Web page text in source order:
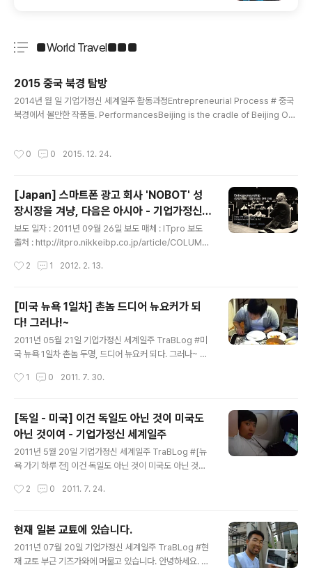
■World Travel■■■
2015 중국 북경 탐방
2014년 월 일 기업가정신 세계일주 활동과정Entrepreneurial Process # 중국
북경에서 볼만한 작품들. PerformancesBeijing is the cradle of Beijing Op
t and literature, which endears itself to people home and overseas.
0 0 2015. 12. 24.
[Japan] 스마트폰 광고 회사 'NOBOT' 성
장시장을 겨냥, 다음은 아시아 - 기업가정신
세계일주
보도 일자 : 2011년 09월 26일 보도 매체 : ITpro 보도
출처 : http://itpro.nikkeibp.co.jp/article/COLUMN/
정신 관련 정보 [Case 2] [성장시장을 겨냥, 다음은 아시
노봇이 팔렸네요. 이렇게 빨리.. 그것도 제가 인터뷰 한 바
로 다음 달에.. 흐음. 이로서 새로운 성공모델이 나오는 것
같군요. 저도 개인적으로 이 기사를 보고 무척 기뻤습니다.
이거 추가 인터뷰를 해야할 것 같은데.. 어떻게 진행해야 할
지.. 고민해봐야겠군요. 제 인터뷰이 중에서 이렇게 성공 모
이런 쪽에는 밝은..
2 1 2012. 2. 13.
[미국 뉴욕 1일차] 촌놈 드디어 뉴요커가 되
다! 그러나!~
2011년 05월 21일 기업가정신 세계일주 TraBLog #미
국 뉴욕 1일차 촌놈 두명, 드디어 뉴요커 되다. 그러나~ 촌
진은 종진이 숙소에 도착해서 밥을 먹는 장면. 배고팠나?
하고 막연히? 뉴욕에 도착했다. 종진이만 믿고 말이다. 그
런데 어째 좀 불안불안 했다. 우리의 불안요소 박종진군. ㅋ
ㅋ 우리의 믿음은 어떻게 되었을까? 공항 도착! 공항에는
우리의 귀염둥이 종진이가 나와 있었다. 아유 귀여운 것~!!
(참고로 종진이는 90kg에 육박한다.ㅋㅋ) 왕복 10$인 JF
인인 할매한테 우리가 머무는 것에 대해 확답을 못 받았다
1 0 2011. 7. 30.
[독일 - 미국] 이건 독일도 아닌 것이 미국도
아닌 것이여 - 기업가정신 세계일주
2011년 5월 20일 기업가정신 세계일주 TraBLog #[뉴
욕 가기 하루 전] 이건 독일도 아닌 것이 미국도 아닌 것이
도 불구하고 사건이 터졌다. 미국가는 건 늘 어렵구나. 쌍~
색하고 구매하기 위해 이스타 판매 코너로 갔다. 생각하지
도 못했던 쌩돈이 그냥 나갔다. 뭐가 이리도 비싼가! 별 것
도 아닌 종이 한 장인데 말이다. 그게 입국을 보장하는 종이
2 0 2011. 7. 24.
현재 일본 교툐에 있습니다.
2011년 07월 20일 기업가정신 세계일주 TraBLog #현
재 교토 부근 기즈가와에 머물고 있습니다. 안녕하세요. 송